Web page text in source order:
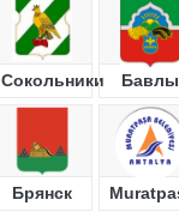
Сокольники Бавлы
Брянск